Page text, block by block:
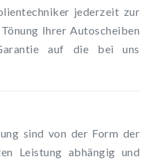
jederzeit zur
Ihrer Autoscheiben
auf die bei uns
sind von der Form der
Leistung abhängig und